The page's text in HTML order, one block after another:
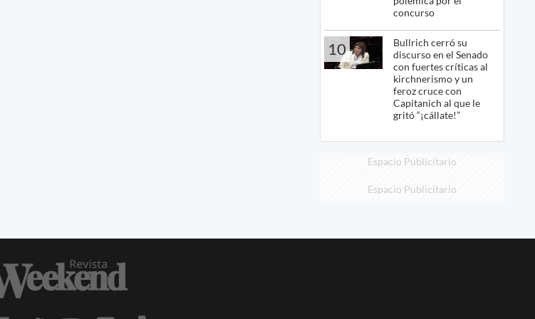
concurso
10
Bullrich cerró su
discurso en el Senado
con fuertes críticas al
kirchnerismo y un
feroz cruce con
Capitanich al que le
gritó “¡cállate!”
Espacio Publicitario
Espacio Publicitario